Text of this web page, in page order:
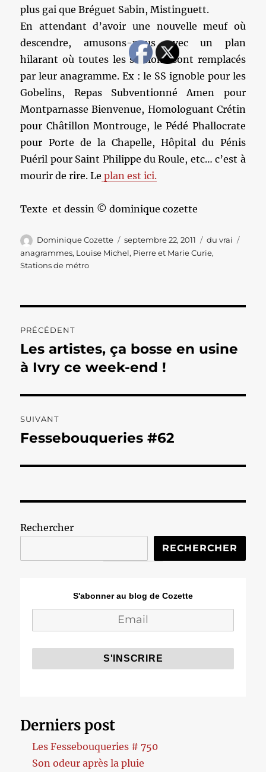
plus gai que Bréguet Sabin, Mistinguett.
En attendant d’avoir une nouvelle meuf où
descendre, amusons-nous avec un plan
hilarant où toutes les stations sont remplacés
par leur anagramme. Ex : le SS ignoble pour les
Gobelins, Repas Subventionné Amen pour
Montparnasse Bienvenue, Homologuant Crétin
pour Châtillon Montrouge, le Pédé Phallocrate
pour Porte de la Chapelle, Hôpital du Pénis
Puéril pour Saint Philippe du Roule, etc… c’est à
mourir de rire. Le plan est ici.
Texte et dessin © dominique cozette
Auteur
Dominique Cozette
Publié
le
septembre 22, 2011 Catégories
du vrai
anagrammes, Louise Michel, Pierre et Marie Curie,
Stations de métro
de
l’article
PRÉCÉDENT
Publication
précédente :
Les artistes, ça bosse en usine
à Ivry ce week-end !
SUIVANT
Publication
Fessebouqueries #62
Rechercher
RECHERCHER
S'abonner au blog de Cozette
Derniers post
Les Fessebouqueries # 750
Son odeur après la pluie